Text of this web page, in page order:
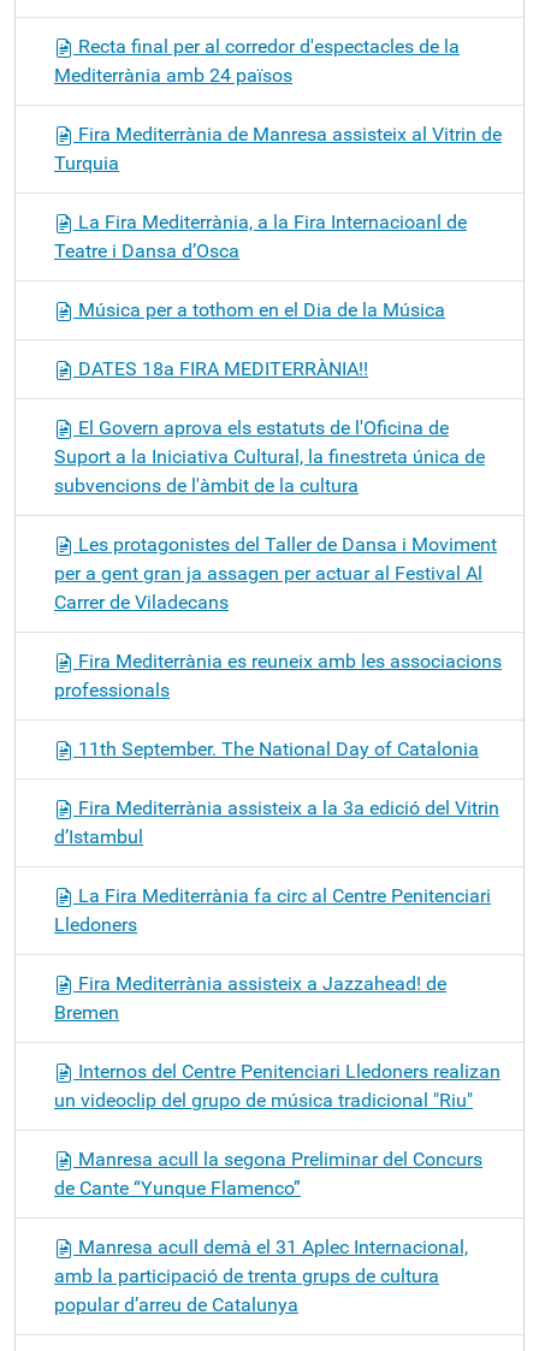
Recta final per al corredor d'espectacles de la
Mediterrània amb 24 països
Fira Mediterrània de Manresa assisteix al Vitrin de
Turquia
La Fira Mediterrània, a la Fira Internacioanl de
Teatre i Dansa d’Osca
Música per a tothom en el Dia de la Música
DATES 18a FIRA MEDITERRÀNIA!!
El Govern aprova els estatuts de l'Oficina de
Suport a la Iniciativa Cultural, la finestreta única de
subvencions de l'àmbit de la cultura
Les protagonistes del Taller de Dansa i Moviment
per a gent gran ja assagen per actuar al Festival Al
Carrer de Viladecans
Fira Mediterrània es reuneix amb les associacions
professionals
11th September. The National Day of Catalonia
Fira Mediterrània assisteix a la 3a edició del Vitrin
d’Istambul
La Fira Mediterrània fa circ al Centre Penitenciari
Lledoners
Fira Mediterrània assisteix a Jazzahead! de
Bremen
Internos del Centre Penitenciari Lledoners realizan
un videoclip del grupo de música tradicional "Riu"
Manresa acull la segona Preliminar del Concurs
de Cante “Yunque Flamenco”
Manresa acull demà el 31 Aplec Internacional,
amb la participació de trenta grups de cultura
popular d’arreu de Catalunya